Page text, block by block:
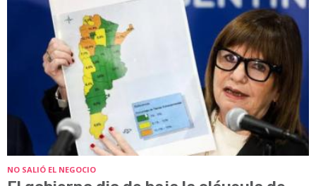
NO SALIÓ EL NEGOCIO